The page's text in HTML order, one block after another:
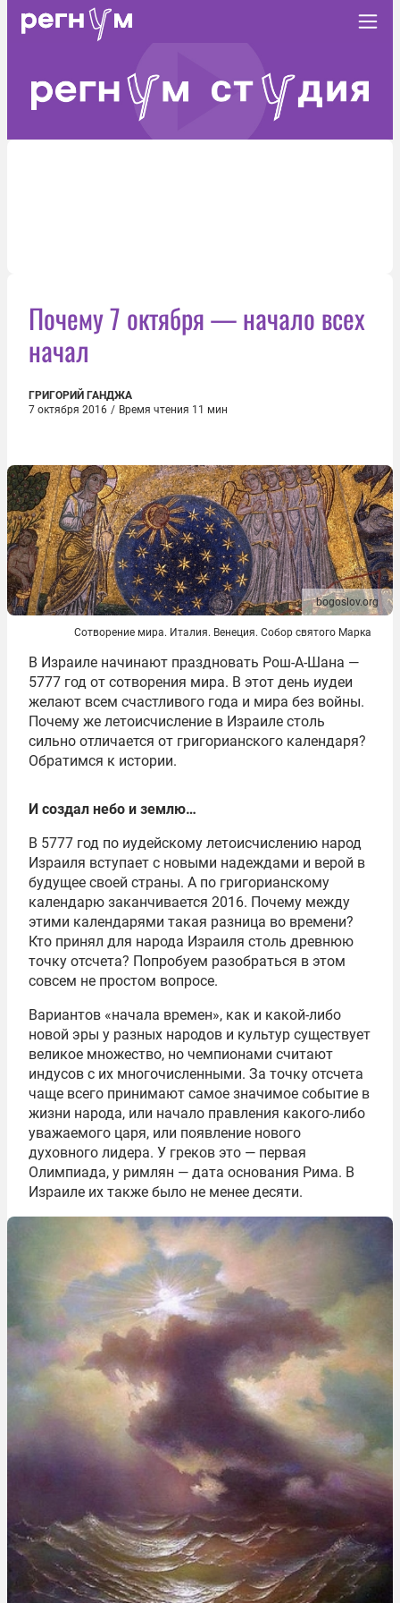
Почему 7 октября — начало всех
начал
ГРИГОРИЙ ГАНДЖА
7 октября 2016 / Время чтения 11 мин
bogoslov.org
Сотворение мира. Италия. Венеция. Собор святого Марка
В Израиле начинают праздновать Рош-А-Шана —
5777 год от сотворения мира. В этот день иудеи
желают всем счастливого года и мира без войны.
Почему же летоисчисление в Израиле столь
сильно отличается от григорианского календаря?
Обратимся к истории.
И создал небо и землю…
В 5777 год по иудейскому летоисчислению народ
Израиля вступает с новыми надеждами и верой в
будущее своей страны. А по григорианскому
календарю заканчивается 2016. Почему между
этими календарями такая разница во времени?
Кто принял для народа Израиля столь древнюю
точку отсчета? Попробуем разобраться в этом
совсем не простом вопросе.
Вариантов «начала времен», как и какой-либо
новой эры у разных народов и культур существует
великое множество, но чемпионами считают
индусов с их многочисленными. За точку отсчета
чаще всего принимают самое значимое событие в
жизни народа, или начало правления какого-либо
уважаемого царя, или появление нового
духовного лидера. У греков это — первая
Олимпиада, у римлян — дата основания Рима. В
Израиле их также было не менее десяти.